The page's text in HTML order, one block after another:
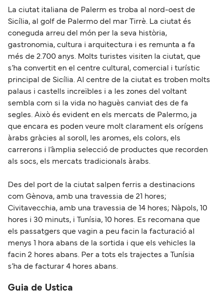
La ciutat italiana de Palerm es troba al nord-oest de
Sicília, al golf de Palermo del mar Tirrè. La ciutat és
coneguda arreu del món per la seva història,
gastronomia, cultura i arquitectura i es remunta a fa
més de 2.700 anys. Molts turistes visiten la ciutat, que
s’ha convertit en el centre cultural, comercial i turístic
principal de Sicília. Al centre de la ciutat es troben molts
palaus i castells increïbles i a les zones del voltant
sembla com si la vida no haguès canviat des de fa
segles. Això és evident en els mercats de Palermo, ja
que encara es poden veure molt clarament els orígens
àrabs gràcies al soroll, les aromes, els colors, els
carrerons i l’àmplia selecció de productes que recorden
als socs, els mercats tradicionals àrabs.
Des del port de la ciutat salpen ferris a destinacions
com Gènova, amb una travessia de 21 hores;
Civitavecchia, amb una travessia de 14 hores; Nàpols, 10
hores i 30 minuts, i Tunísia, 10 hores. Es recomana que
els passatgers que vagin a peu facin la facturació al
menys 1 hora abans de la sortida i que els vehicles la
facin 2 hores abans. Per a tots els trajectes a Tunísia
s’ha de facturar 4 hores abans.
Guia de Ustica